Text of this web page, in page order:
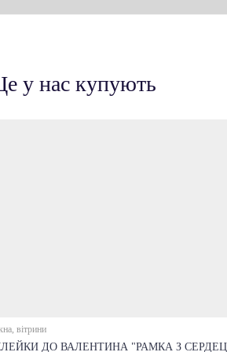
у нас купують
вітрини
ДО ВАЛЕНТИНА "РАМКА З